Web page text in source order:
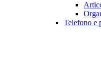
Telefono e